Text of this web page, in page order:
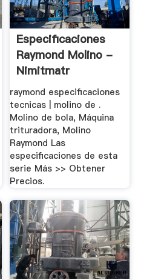
Especificaciones
Raymond Molino -
Nimitmatr
raymond especificaciones
tecnicas | molino de .
Molino de bola, Máquina
trituradora, Molino
Raymond Las
especificaciones de esta
serie Más >> Obtener
Precios.